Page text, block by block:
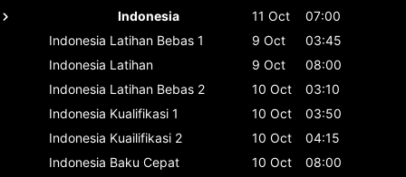
Indonesia
11 Oct
07:00
Indonesia Latihan Bebas 1 9 Oct
03:45
Indonesia Latihan 9 Oct
08:00
Indonesia Latihan Bebas 2 10 Oct
03:10
Indonesia Kualifikasi 1 10 Oct
03:50
Indonesia Kuailifikasi 2 10 Oct
04:15
Indonesia Baku Cepat 10 Oct
08:00